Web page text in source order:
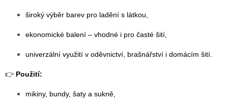
široký výběr barev pro ladění s látkou,
ekonomické balení – vhodné i pro časté šití,
univerzální využití v oděvnictví, brašnářství i domácím šití.
👉 Použití:
mikiny, bundy, šaty a sukně,